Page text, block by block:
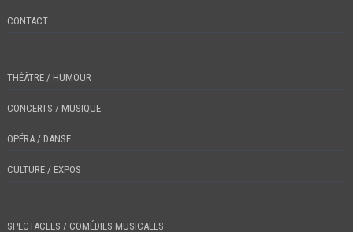
CONTACT
THÉÂTRE / HUMOUR
CONCERTS / MUSIQUE
OPÉRA / DANSE
CULTURE / EXPOS
SPECTACLES / COMÉDIES MUSICALES